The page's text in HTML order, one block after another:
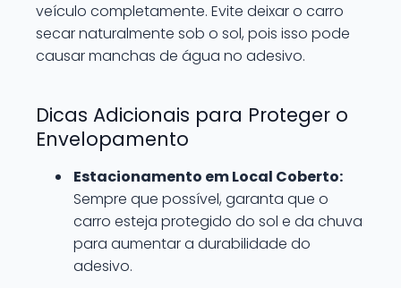
veículo completamente. Evite deixar o carro
secar naturalmente sob o sol, pois isso pode
causar manchas de água no adesivo.
Dicas Adicionais para Proteger o
Envelopamento
Estacionamento em Local Coberto:
Sempre que possível, garanta que o
carro esteja protegido do sol e da chuva
para aumentar a durabilidade do
adesivo.